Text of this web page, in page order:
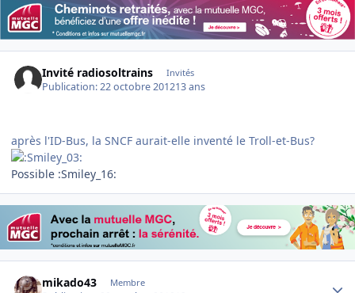
Invité radiosoltrains Invités
Publication:22 octobre 201213 ans
après l'ID-Bus, la SNCF aurait-elle inventé le Troll-et-Bus?
Possible :Smiley_16:
mikado43 Membre